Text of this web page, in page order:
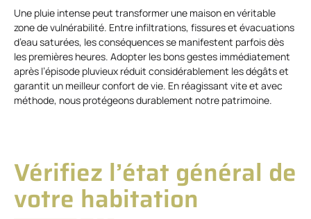
Une pluie intense peut transformer une maison en véritable
zone de vulnérabilité. Entre infiltrations, fissures et évacuations
d’eau saturées, les conséquences se manifestent parfois dès
les premières heures. Adopter les bons gestes immédiatement
après l’épisode pluvieux réduit considérablement les dégâts et
garantit un meilleur confort de vie. En réagissant vite et avec
méthode, nous protégeons durablement notre patrimoine.
Vérifiez l’état général de
votre habitation